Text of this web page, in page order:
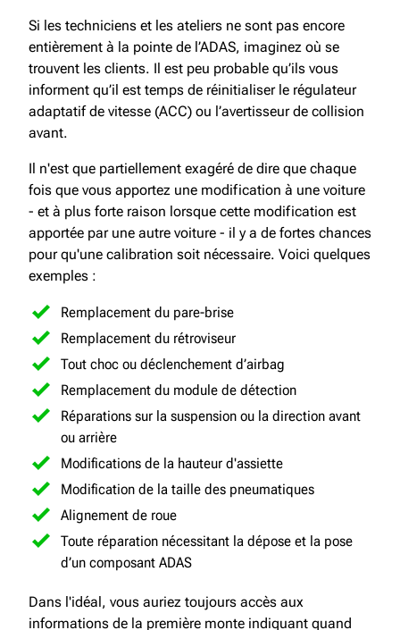
Si les techniciens et les ateliers ne sont pas encore
entièrement à la pointe de l’ADAS, imaginez où se
trouvent les clients. Il est peu probable qu’ils vous
informent qu’il est temps de réinitialiser le régulateur
adaptatif de vitesse (ACC) ou l’avertisseur de collision
avant.
Il n'est que partiellement exagéré de dire que chaque
fois que vous apportez une modification à une voiture
- et à plus forte raison lorsque cette modification est
apportée par une autre voiture - il y a de fortes chances
pour qu'une calibration soit nécessaire. Voici quelques
exemples :
Remplacement du pare-brise
Remplacement du rétroviseur
Tout choc ou déclenchement d’airbag
Remplacement du module de détection
Réparations sur la suspension ou la direction avant
ou arrière
Modifications de la hauteur d'assiette
Modification de la taille des pneumatiques
Alignement de roue
Toute réparation nécessitant la dépose et la pose
d’un composant ADAS
Dans l'idéal, vous auriez toujours accès aux
informations de la première monte indiquant quand